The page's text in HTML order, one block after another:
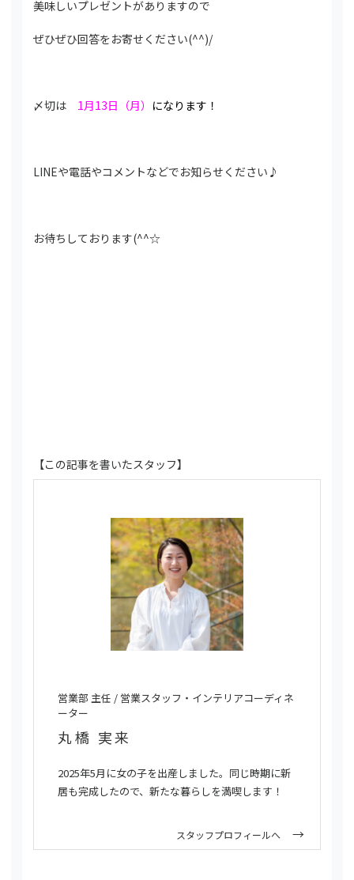
美味しいプレゼントがありますので
ぜひぜひ回答をお寄せください(^^)/
〆切は 1月13日（月） になります！
LINEや電話やコメントなどでお知らせください♪
お待ちしております(^^☆
【この記事を書いたスタッフ】
営業部 主任 / 営業スタッフ・インテリアコーディネ
ーター
丸橋 実来
2025年5月に女の子を出産しました。同じ時期に新
居も完成したので、新たな暮らしを満喫します！
スタッフプロフィールへ